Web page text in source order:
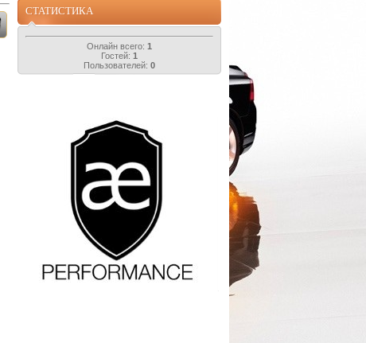
СТАТИСТИКА
Онлайн всего: 1
Гостей: 1
Пользователей: 0